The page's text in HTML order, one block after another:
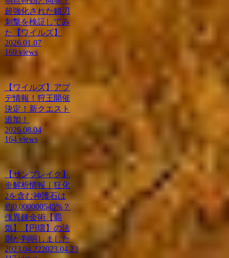
超強化された鎖刃
刺撃を検証してみ
た【ワイルズ】
2026.01.07
169 views
【ワイルズ】アプ
デ情報！狩王開催
決定！新クエスト
追加！
2026.08.04
164 views
【サンブレイク】
※解析情報｜狂化
2を含む神護石は
約0.000000545%？
傀異錬金術【覇
気】【円環】の法
則が判明しました
2023.04.222023.04.23